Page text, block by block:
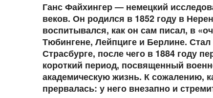
Ганс Файхингер — немецкий
веков. Он родился в 1852 году в
воспитывался, как он сам писал, в
Тюбингене, Лейпциге и Берлине.
Страсбурге, после чего в 1884 году
короткий период, посвященный
академическую жизнь. К сожалению,
прервалась: у него внезапно и